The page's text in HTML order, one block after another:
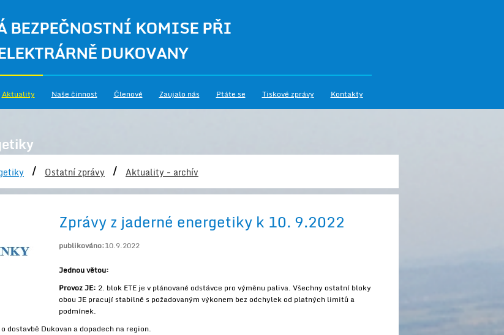
BEZPEČNOSTNÍ KOMISE PŘI
DUKOVANY
Aktuality Naše činnost Členové Zaujalo nás Ptáte se Tiskové zprávy Kontakty
/ Ostatní zprávy / Aktuality - archív
Zprávy z jaderné energetiky k 10. 9.2022
publikováno:10.9.2022
Jednou větou:
Provoz JE: 2. blok ETE je v plánované odstávce pro výměnu paliva. Všechny ostatní bloky
obou JE pracují stabilně s požadovaným výkonem bez odchylek od platných limitů a
podmínek.
Dukovan a dopadech na region.